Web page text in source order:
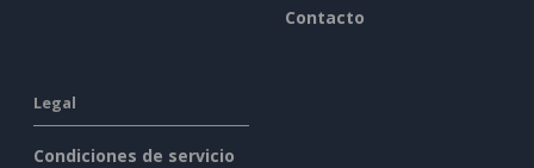
Contacto
Legal
Condiciones de servicio